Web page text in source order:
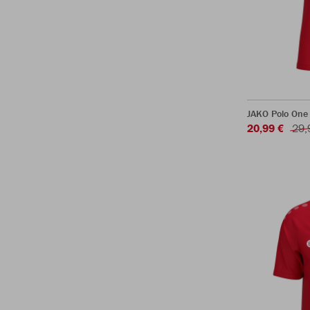
JAKO Polo
20,99 €